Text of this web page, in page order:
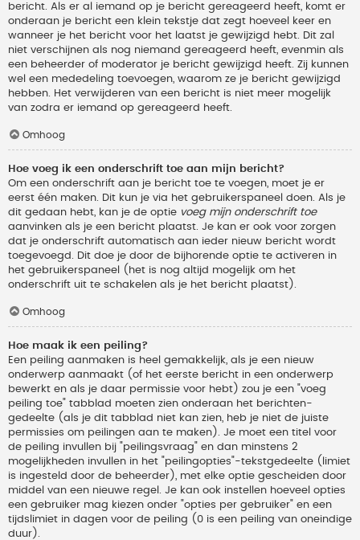
bericht. Als er al iemand op je bericht gereageerd heeft, komt er
onderaan je bericht een klein tekstje dat zegt hoeveel keer en
wanneer je het bericht voor het laatst je gewijzigd hebt. Dit zal
niet verschijnen als nog niemand gereageerd heeft, evenmin als
een beheerder of moderator je bericht gewijzigd heeft. Zij kunnen
wel een mededeling toevoegen, waarom ze je bericht gewijzigd
hebben. Het verwijderen van een bericht is niet meer mogelijk
van zodra er iemand op gereageerd heeft.
Omhoog
Hoe voeg ik een onderschrift toe aan mijn bericht?
Om een onderschrift aan je bericht toe te voegen, moet je er
eerst één maken. Dit kun je via het gebruikerspaneel doen. Als je
dit gedaan hebt, kan je de optie voeg mijn onderschrift toe
aanvinken als je een bericht plaatst. Je kan er ook voor zorgen
dat je onderschrift automatisch aan ieder nieuw bericht wordt
toegevoegd. Dit doe je door de bijhorende optie te activeren in
het gebruikerspaneel (het is nog altijd mogelijk om het
onderschrift uit te schakelen als je het bericht plaatst).
Omhoog
Hoe maak ik een peiling?
Een peiling aanmaken is heel gemakkelijk, als je een nieuw
onderwerp aanmaakt (of het eerste bericht in een onderwerp
bewerkt en als je daar permissie voor hebt) zou je een "voeg
peiling toe" tabblad moeten zien onderaan het berichten-
gedeelte (als je dit tabblad niet kan zien, heb je niet de juiste
permissies om peilingen aan te maken). Je moet een titel voor
de peiling invullen bij "peilingsvraag" en dan minstens 2
mogelijkheden invullen in het "peilingopties"-tekstgedeelte (limiet
is ingesteld door de beheerder), met elke optie gescheiden door
middel van een nieuwe regel. Je kan ook instellen hoeveel opties
een gebruiker mag kiezen onder "opties per gebruiker" en een
tijdslimiet in dagen voor de peiling (0 is een peiling van oneindige
duur).